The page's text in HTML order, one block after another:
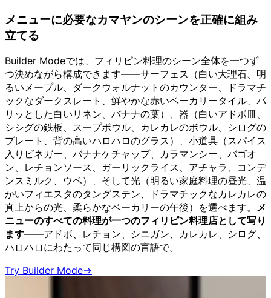
メニューに必要なカマヤンのシーンを正確に組み
立てる
Builder Modeでは、フィリピン料理のシーン全体を一つず
つ決めながら構成できます——サーフェス（白い大理石、明
るいメープル、ダークウォルナットのカウンター、ドラマチ
ックなダークスレート、鮮やかな赤いベーカリータイル、パ
リッとした白いリネン、バナナの葉）、器（白いアドボ皿、
シシグの鉄板、スープボウル、カレカレのボウル、シログの
プレート、背の高いハロハロのグラス）、小道具（スパイス
入りビネガー、バナナケチャップ、カラマンシー、バゴオ
ン、レチョンソース、ガーリックライス、アチャラ、コンデ
ンスミルク、ウベ）、そして光（明るい家庭料理の昼光、温
かいフィエスタのタングステン、ドラマチックなカレカレの
真上からの光、柔らかなベーカリーの午後）を選べます。 メ
ニューのすべての料理が一つのフィリピン料理店として写り
ます——アドボ、レチョン、シニガン、カレカレ、シログ、
ハロハロにわたって同じ構図の言語で。
Try Builder Mode→